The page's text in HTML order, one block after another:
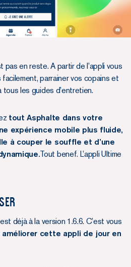
pas en reste. A partir de l’appli vous
parrainer vos copains et
les guides d’entretien.
tout Asphalte dans votre
expérience mobile plus fluide,
à couper le souffle et d’une
Tout benef. L’appli Ultime
déjà à la version 1.6.6. C’est vous
améliorer cette appli de jour en